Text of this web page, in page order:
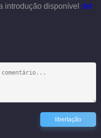
introdução disponível det